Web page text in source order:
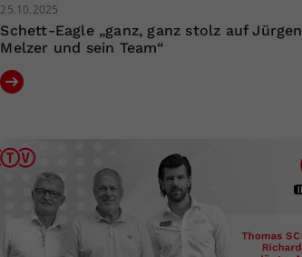
25.10.2025
Schett-Eagle „ganz, ganz stolz auf Jürgen
Melzer und sein Team“